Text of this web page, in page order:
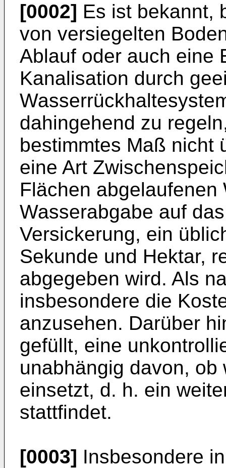
[0002] Es ist bekannt,
von versiegelten
Ablauf oder auch eine
Kanalisation durch
dahingehend zu
bestimmtes Maß nicht
eine Art
Flächen abgelaufenen
Wasserabgabe auf
Versickerung, ein
Sekunde und Hektar,
abgegeben wird. Als
insbesondere die
anzusehen. Darüber
gefüllt, eine
unabhängig davon, ob
einsetzt, d. h. ein
stattfindet.
[0003] Insbesondere